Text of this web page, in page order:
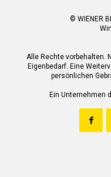
© WIENER
Alle Rechte vorbehalten.
Eigenbedarf. Eine
persönlichen
Ein Unternehmen